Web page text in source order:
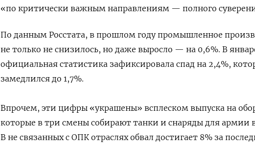
«по критически важным направлениям — полного
По данным Росстата, в прошлом году промышленное
не только не снизилось, но даже выросло — на 0,6%. В
официальная статистика зафиксировала спад на 2,4%,
замедлился до 1,7%.
Впрочем, эти цифры «украшены» всплеском выпуска на
которые в три смены собирают танки и снаряды для армии
В не связанных с ОПК отраслях обвал достигает 8% за